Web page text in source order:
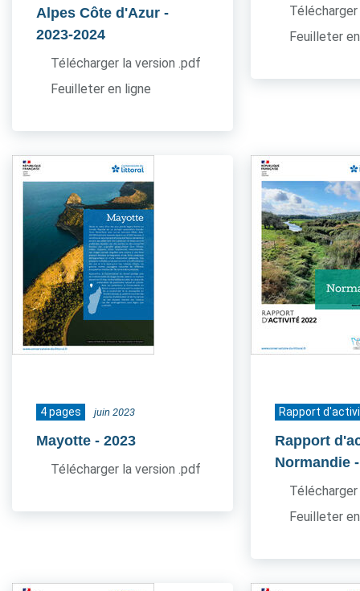
Alpes Côte d'Azur -
2023-2024
Télécharger la version .pdf
Feuilleter en ligne
Feuilleter
4 pages juin 2023
Mayotte - 2023
Télécharger la version .pdf
Rapport
Rapport
Normandie
Feuilleter